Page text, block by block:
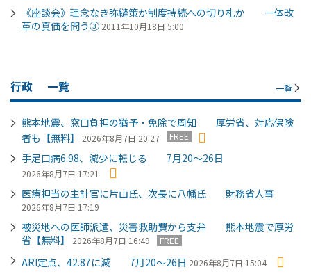
《座談会》理念なき弥縫策か制度持続への切り札か 一体改
革の真価を問う③ 2011年10月18日 5:00
行政 一覧 一覧
熊本地震、窓口負担の猶予・免除で周知 厚労省、対応保険
者も【無料】
2026年8月7日 20:27 FREE
手足口病6.98、減少に転じる 7月20～26日
2026年8月7日 17:21
医療担当の主計官に片山氏、次長に八幡氏 財務省人事
2026年8月7日 17:19
被災地への医師派遣、災害救助費から支弁 熊本地震で厚労
省【無料】
2026年8月7日 16:49 FREE
ARI定点、42.87に減 7月20～26日 2026年8月7日 15:04